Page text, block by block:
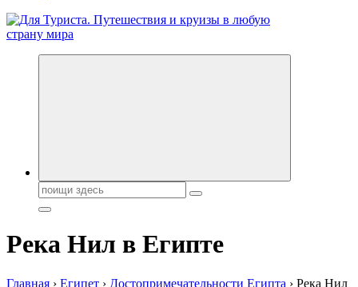
Новости туризма, куда поехать на отдых, где провести отпуск.
Поиск:
Река Нил в Египте
Главная › Египет › Достопримечательности Египта › Река Нил